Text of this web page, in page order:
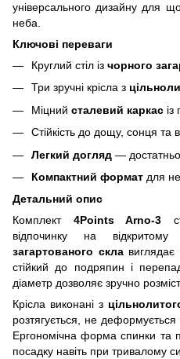
універсального дизайну для
неба.
Ключові переваги
Круглий стіл із чорного
Три зручні крісла з
Міцний сталевий каркас
Стійкість до дощу, сонця та
Легкий догляд — достатньо
Компактний формат для
Детальний опис
Комплект 4Points Arno-3
відпочинку на
загартованого склавиглядає
стійкий до подряпин і
діаметр дозволяє зручно
Крісла виконані з
розтягується, не
Ергономічна форма спинки та
посадку навіть при тривалому